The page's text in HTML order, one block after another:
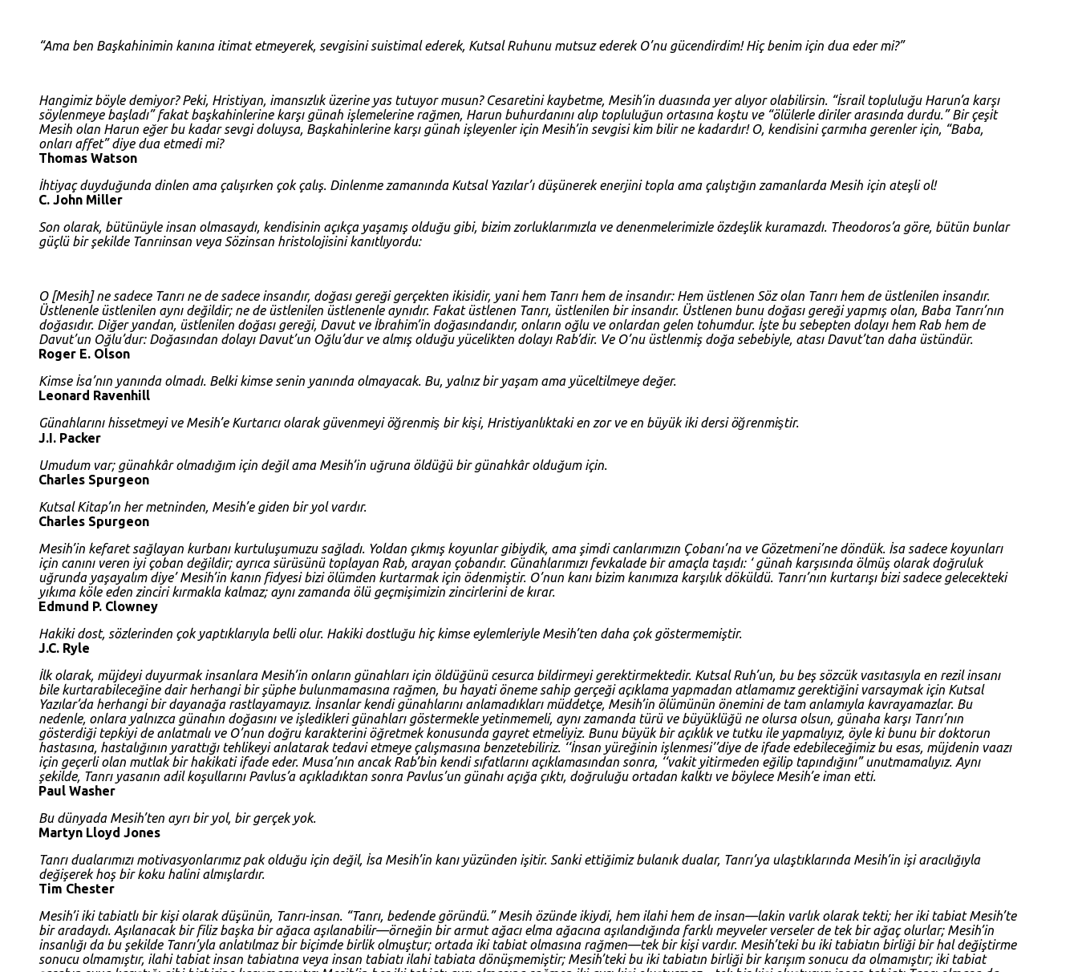
“Ama ben Başkahinimin kanına itimat etmeyerek, sevgisini suistimal ederek, Kutsal Ruhunu mutsuz ederek O’nu gücendirdim! Hiç benim için dua eder mi?”
Hangimiz böyle demiyor? Peki, Hristiyan, imansızlık üzerine yas tutuyor musun? Cesaretini kaybetme, Mesih’in duasında yer alıyor olabilirsin. “İsrail topluluğu Harun’a karşı
söylenmeye başladı” fakat başkahinlerine karşı günah işlemelerine rağmen, Harun buhurdanını alıp topluluğun ortasına koştu ve “ölülerle diriler arasında durdu.” Bir çeşit
Mesih olan Harun eğer bu kadar sevgi doluysa, Başkahinlerine karşı günah işleyenler için Mesih’in sevgisi kim bilir ne kadardır! O, kendisini çarmıha gerenler için, “Baba,
onları affet” diye dua etmedi mi?
Thomas Watson
İhtiyaç duyduğunda dinlen ama çalışırken çok çalış. Dinlenme zamanında Kutsal Yazılar’ı düşünerek enerjini topla ama çalıştığın zamanlarda Mesih için ateşli ol!
C. John Miller
Son olarak, bütünüyle insan olmasaydı, kendisinin açıkça yaşamış olduğu gibi, bizim zorluklarımızla ve denenmelerimizle özdeşlik kuramazdı. Theodoros’a göre, bütün bunlar
güçlü bir şekilde Tanrıinsan veya Sözinsan hristolojisini kanıtlıyordu:
O [Mesih] ne sadece Tanrı ne de sadece insandır, doğası gereği gerçekten ikisidir, yani hem Tanrı hem de insandır: Hem üstlenen Söz olan Tanrı hem de üstlenilen insandır.
Üstlenenle üstlenilen aynı değildir; ne de üstlenilen üstlenenle aynıdır. Fakat üstlenen Tanrı, üstlenilen bir insandır. Üstlenen bunu doğası gereği yapmış olan, Baba Tanrı’nın
doğasıdır. Diğer yandan, üstlenilen doğası gereği, Davut ve İbrahim’in doğasındandır, onların oğlu ve onlardan gelen tohumdur. İşte bu sebepten dolayı hem Rab hem de
Davut’un Oğlu’dur: Doğasından dolayı Davut’un Oğlu’dur ve almış olduğu yücelikten dolayı Rab’dir. Ve O’nu üstlenmiş doğa sebebiyle, atası Davut’tan daha üstündür.
Roger E. Olson
Kimse İsa’nın yanında olmadı. Belki kimse senin yanında olmayacak. Bu, yalnız bir yaşam ama yüceltilmeye değer.
Leonard Ravenhill
Günahlarını hissetmeyi ve Mesih’e Kurtarıcı olarak güvenmeyi öğrenmiş bir kişi, Hristiyanlıktaki en zor ve en büyük iki dersi öğrenmiştir.
J.I. Packer
Umudum var; günahkâr olmadığım için değil ama Mesih’in uğruna öldüğü bir günahkâr olduğum için.
Charles Spurgeon
Kutsal Kitap’ın her metninden, Mesih’e giden bir yol vardır.
Charles Spurgeon
Mesih’in kefaret sağlayan kurbanı kurtuluşumuzu sağladı. Yoldan çıkmış koyunlar gibiydik, ama şimdi canlarımızın Çobanı’na ve Gözetmeni’ne döndük. İsa sadece koyunları
için canını veren iyi çoban değildir; ayrıca sürüsünü toplayan Rab, arayan çobandır. Günahlarımızı fevkalade bir amaçla taşıdı: ‘ günah karşısında ölmüş olarak doğruluk
uğrunda yaşayalım diye’ Mesih’in kanın fidyesi bizi ölümden kurtarmak için ödenmiştir. O’nun kanı bizim kanımıza karşılık döküldü. Tanrı’nın kurtarışı bizi sadece gelecekteki
yıkıma köle eden zinciri kırmakla kalmaz; aynı zamanda ölü geçmişimizin zincirlerini de kırar.
Edmund P. Clowney
Hakiki dost, sözlerinden çok yaptıklarıyla belli olur. Hakiki dostluğu hiç kimse eylemleriyle Mesih’ten daha çok göstermemiştir.
J.C. Ryle
İlk olarak, müjdeyi duyurmak insanlara Mesih’in onların günahları için öldüğünü cesurca bildirmeyi gerektirmektedir. Kutsal Ruh’un, bu beş sözcük vasıtasıyla en rezil insanı
bile kurtarabileceğine dair herhangi bir şüphe bulunmamasına rağmen, bu hayati öneme sahip gerçeği açıklama yapmadan atlamamız gerektiğini varsaymak için Kutsal
Yazılar’da herhangi bir dayanağa rastlayamayız. İnsanlar kendi günahlarını anlamadıkları müddetçe, Mesih’in ölümünün önemini de tam anlamıyla kavrayamazlar. Bu
nedenle, onlara yalnızca günahın doğasını ve işledikleri günahları göstermekle yetinmemeli, aynı zamanda türü ve büyüklüğü ne olursa olsun, günaha karşı Tanrı’nın
gösterdiği tepkiyi de anlatmalı ve O’nun doğru karakterini öğretmek konusunda gayret etmeliyiz. Bunu büyük bir açıklık ve tutku ile yapmalıyız, öyle ki bunu bir doktorun
hastasına, hastalığının yarattığı tehlikeyi anlatarak tedavi etmeye çalışmasına benzetebiliriz. ‘‘İnsan yüreğinin işlenmesi’’diye de ifade edebileceğimiz bu esas, müjdenin vaazı
için geçerli olan mutlak bir hakikati ifade eder. Musa’nın ancak Rab’bin kendi sıfatlarını açıklamasından sonra, ‘‘vakit yitirmeden eğilip tapındığını” unutmamalıyız. Aynı
şekilde, Tanrı yasanın adil koşullarını Pavlus’a açıkladıktan sonra Pavlus’un günahı açığa çıktı, doğruluğu ortadan kalktı ve böylece Mesih’e iman etti.
Paul Washer
Bu dünyada Mesih’ten ayrı bir yol, bir gerçek yok.
Martyn Lloyd Jones
Tanrı dualarımızı motivasyonlarımız pak olduğu için değil, İsa Mesih’in kanı yüzünden işitir. Sanki ettiğimiz bulanık dualar, Tanrı’ya ulaştıklarında Mesih’in işi aracılığıyla
değişerek hoş bir koku halini almışlardır.
Tim Chester
Mesih’i iki tabiatlı bir kişi olarak düşünün, Tanrı-insan. “Tanrı, bedende göründü.” Mesih özünde ikiydi, hem ilahi hem de insan—lakin varlık olarak tekti; her iki tabiat Mesih’te
bir aradaydı. Aşılanacak bir filiz başka bir ağaca aşılanabilir—örneğin bir armut ağacı elma ağacına aşılandığında farklı meyveler verseler de tek bir ağaç olurlar; Mesih’in
insanlığı da bu şekilde Tanrı’yla anlatılmaz bir biçimde birlik olmuştur; ortada iki tabiat olmasına rağmen—tek bir kişi vardır. Mesih’teki bu iki tabiatın birliği bir hal değiştirme
sonucu olmamıştır, ilahi tabiat insan tabiatına veya insan tabiatı ilahi tabiata dönüşmemiştir; Mesih’teki bu iki tabiatın birliği bir karışım sonucu da olmamıştır; iki tabiat